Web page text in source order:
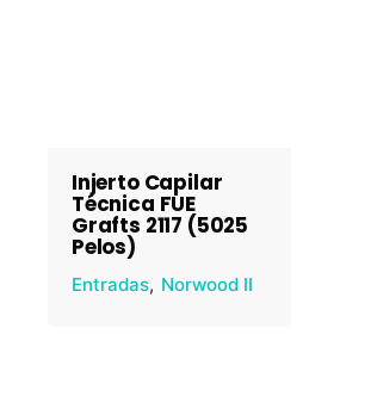
Injerto Capilar
Técnica FUE
Grafts 2117 (5025
Pelos)
Entradas Norwood II